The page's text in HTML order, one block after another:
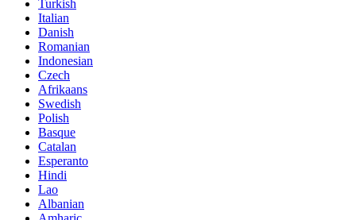
Turkish
Italian
Danish
Romanian
Indonesian
Czech
Afrikaans
Swedish
Polish
Basque
Catalan
Esperanto
Hindi
Lao
Albanian